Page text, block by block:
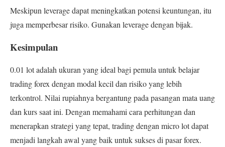
Meskipun leverage dapat meningkatkan potensi keuntungan, itu
juga memperbesar risiko. Gunakan leverage dengan bijak.
Kesimpulan
0.01 lot adalah ukuran yang ideal bagi pemula untuk belajar
trading forex dengan modal kecil dan risiko yang lebih
terkontrol. Nilai rupiahnya bergantung pada pasangan mata uang
dan kurs saat ini. Dengan memahami cara perhitungan dan
menerapkan strategi yang tepat, trading dengan micro lot dapat
menjadi langkah awal yang baik untuk sukses di pasar forex.